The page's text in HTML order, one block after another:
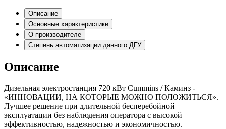
Описание
Основные характеристики
О производителе
Степень автоматизации данного ДГУ
Описание
Дизельная электростанция 720 кВт Cummins / Каминз -
«ИННОВАЦИИ, НА КОТОРЫЕ МОЖНО ПОЛОЖИТЬСЯ».
Лучшее решение при длительной бесперебойной
эксплуатации без наблюдения оператора с высокой
эффективностью, надежностью и экономичностью.